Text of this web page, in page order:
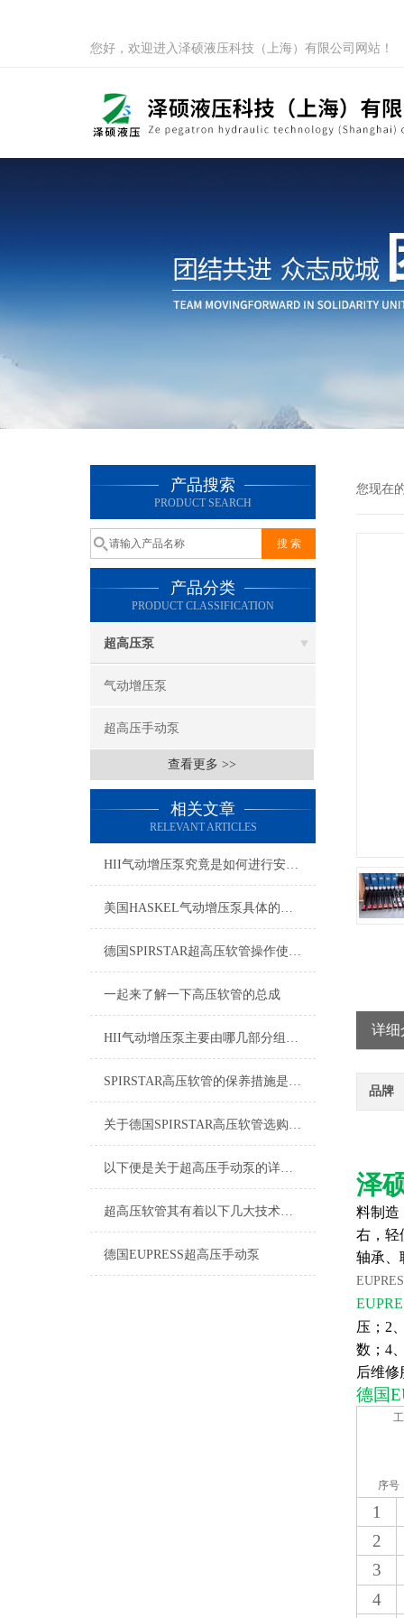
您好，欢迎进入泽硕液压科技（上海）有限公司网站！
产品搜索
PRODUCT SEARCH
产品分类
PRODUCT CLASSIFICATION
超高压泵
气动增压泵
超高压手动泵
查看更多 >>
相关文章
RELEVANT ARTICLES
HII气动增压泵究竟是如何进行安装的呢？
美国HASKEL气动增压泵具体的使用，请参考以下步骤
德国SPIRSTAR超高压软管操作使用说明书
一起来了解一下高压软管的总成
HII气动增压泵主要由哪几部分组成的呢？
SPIRSTAR高压软管的保养措施是什么？
关于德国SPIRSTAR高压软管选购的指南如下
以下便是关于超高压手动泵的详细说明
超高压软管其有着以下几大技术特点
德国EUPRESS超高压手动泵
您现在
详细
品牌
泽
料制造
右，轻
轴承、
压；2
数；4
后维修
德国
序号
1
2
3
4